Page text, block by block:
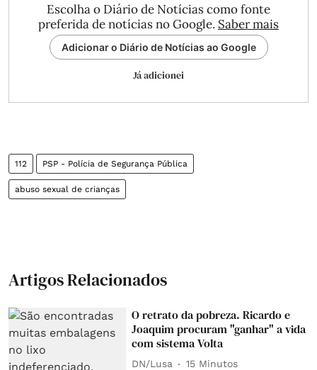
Escolha o Diário de Notícias como fonte
preferida de notícias no Google. Saber mais
Adicionar o Diário de Notícias ao Google
Já adicionei
112 PSP - Polícia de Segurança Pública
abuso sexual de crianças
Artigos Relacionados
O retrato da pobreza. Ricardo e
Joaquim procuram "ganhar" a vida
com sistema Volta
DN/Lusa 15 Minutos